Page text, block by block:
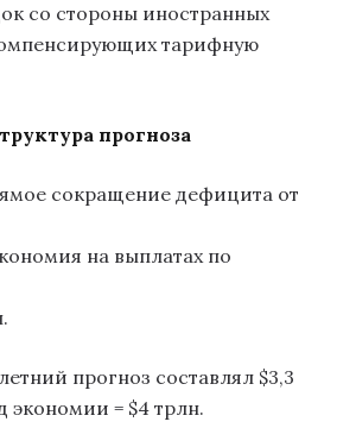
со стороны иностранных
тарифную
прогноза
сокращение дефицита от
на выплатах по
прогноз составлял $3,3
экономии = $4 трлн.